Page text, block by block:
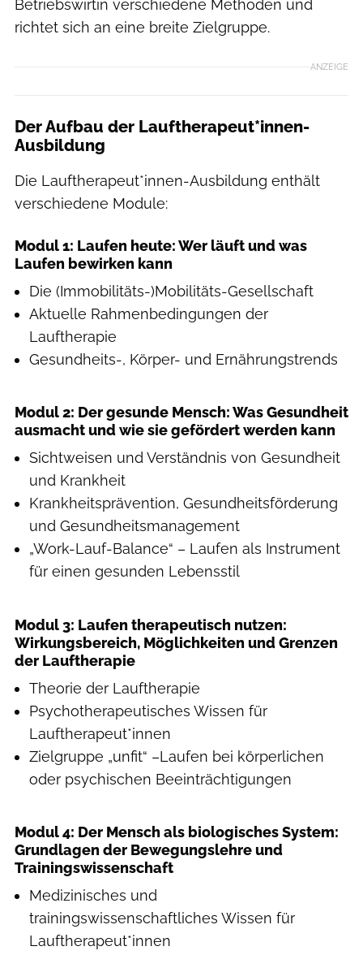
Betriebswirtin verschiedene Methoden und
richtet sich an eine breite Zielgruppe.
ANZEIGE
Der Aufbau der Lauftherapeut*innen-
Ausbildung
Die Lauftherapeut*innen-Ausbildung enthält
verschiedene Module:
Modul 1: Laufen heute: Wer läuft und was
Laufen bewirken kann
Die (Immobilitäts-)Mobilitäts-Gesellschaft
Aktuelle Rahmenbedingungen der
Lauftherapie
Gesundheits-, Körper- und Ernährungstrends
Modul 2: Der gesunde Mensch: Was Gesundheit
ausmacht und wie sie gefördert werden kann
Sichtweisen und Verständnis von Gesundheit
und Krankheit
Krankheitsprävention, Gesundheitsförderung
und Gesundheitsmanagement
„Work-Lauf-Balance“ – Laufen als Instrument
für einen gesunden Lebensstil
Modul 3: Laufen therapeutisch nutzen:
Wirkungsbereich, Möglichkeiten und Grenzen
der Lauftherapie
Theorie der Lauftherapie
Psychotherapeutisches Wissen für
Lauftherapeut*innen
Zielgruppe „unfit“ –Laufen bei körperlichen
oder psychischen Beeinträchtigungen
Modul 4: Der Mensch als biologisches System:
Grundlagen der Bewegungslehre und
Trainingswissenschaft
Medizinisches und
trainingswissenschaftliches Wissen für
Lauftherapeut*innen